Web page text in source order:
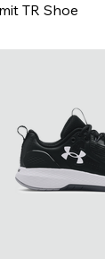
TR Shoe